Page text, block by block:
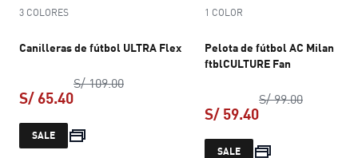
3 COLORES
Canilleras de fútbol ULTRA Flex
S/ 109.00precio original S/ 109.00
S/ 65.40
precio actual S/ 65.40
SALE
1 COLOR
Pelota de fútbol AC Milan
ftblCULTURE Fan
S/ 99.00precio
S/ 59.40
precio actual S/
SALE